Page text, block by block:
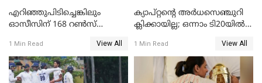
എറിഞ്ഞുപിടിച്ചെങ്കിലും
ഓസീസിന് 168 റൺസ്
1 Min Read View All
ക്യാപ്റ്റന്റെ അർധസെഞ്ചുറി
ക്ലിക്കായില്ല; ഒന്നാം ടി20യിൽ
വിൻഡീസിന് ജയം
1 Min Read View All